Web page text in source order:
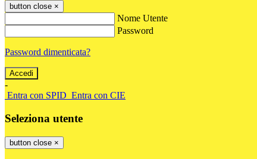
button close ×
Nome Utente
Password
Password dimenticata?
-
Entra con SPID Entra con CIE
Seleziona utente
button close ×